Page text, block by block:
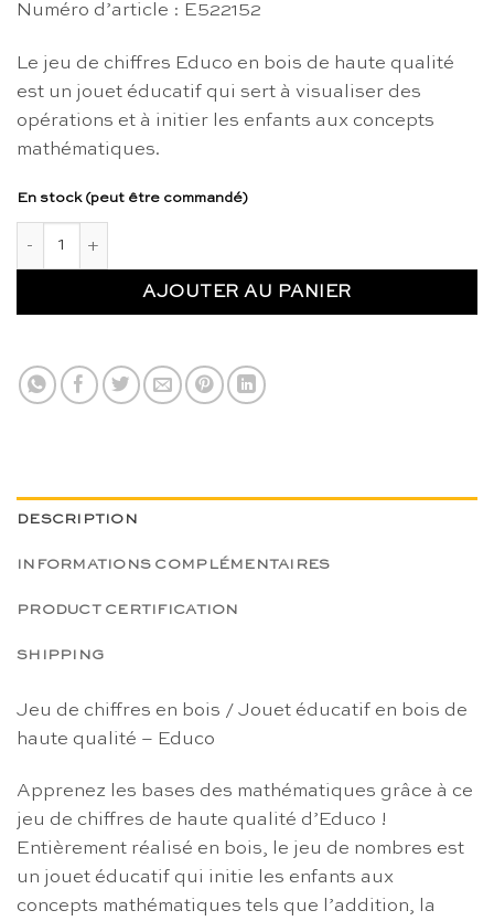
Numéro d’article : E522152
Le jeu de chiffres Educo en bois de haute qualité
est un jouet éducatif qui sert à visualiser des
opérations et à initier les enfants aux concepts
mathématiques.
En stock (peut être commandé)
AJOUTER AU PANIER
DESCRIPTION
INFORMATIONS COMPLÉMENTAIRES
PRODUCT CERTIFICATION
SHIPPING
Jeu de chiffres en bois / Jouet éducatif en bois de
haute qualité – Educo
Apprenez les bases des mathématiques grâce à ce
jeu de chiffres de haute qualité d’Educo !
Entièrement réalisé en bois, le jeu de nombres est
un jouet éducatif qui initie les enfants aux
concepts mathématiques tels que l’addition, la